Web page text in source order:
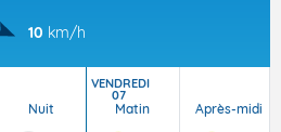
10 km/h
Nuit
VENDREDI
07
Matin Après-midi